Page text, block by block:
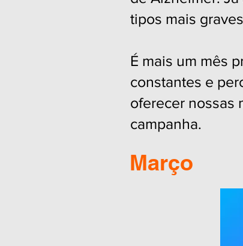
tipos mais
É mais um mês
constantes e
oferecer nossas
campanha.
Março